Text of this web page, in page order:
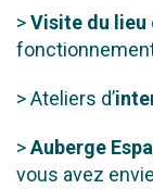
>Visite du lieu
> Ateliers d’
>Auberge
vous avez